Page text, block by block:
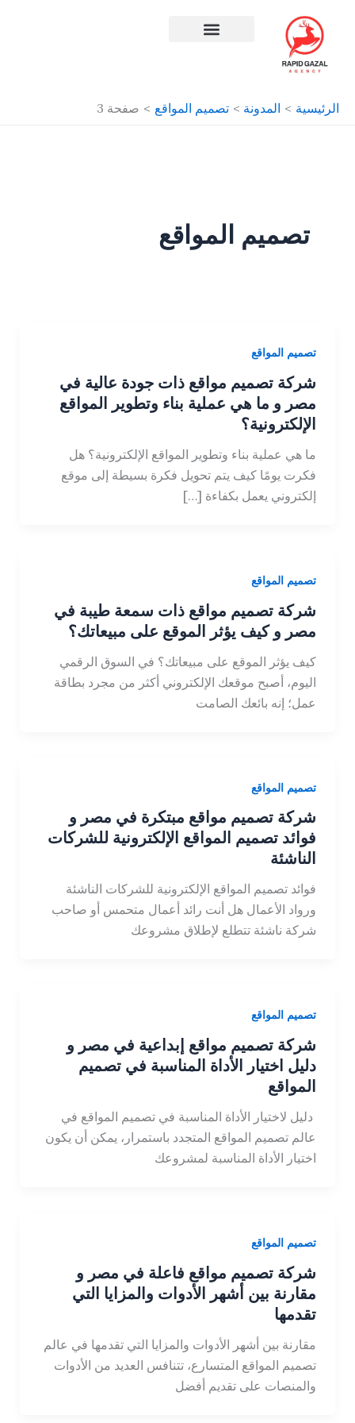
الرئيسية المدونة تصميم المواقع صفحة 3
تصميم المواقع
تصميم المواقع
شركة تصميم مواقع ذات جودة عالية في
مصر و ما هي عملية بناء وتطوير المواقع
الإلكترونية؟
ما هي عملية بناء وتطوير المواقع الإلكترونية؟ هل
فكرت يومًا كيف يتم تحويل فكرة بسيطة إلى موقع
إلكتروني يعمل بكفاءة […]
تصميم المواقع
شركة تصميم مواقع ذات سمعة طيبة في
مصر و كيف يؤثر الموقع على مبيعاتك؟
كيف يؤثر الموقع على مبيعاتك؟ في السوق الرقمي
اليوم، أصبح موقعك الإلكتروني أكثر من مجرد بطاقة
عمل؛ إنه بائعك الصامت
تصميم المواقع
شركة تصميم مواقع مبتكرة في مصر و
فوائد تصميم المواقع الإلكترونية للشركات
الناشئة
فوائد تصميم المواقع الإلكترونية للشركات الناشئة
ورواد الأعمال هل أنت رائد أعمال متحمس أو صاحب
شركة ناشئة تتطلع لإطلاق مشروعك
تصميم المواقع
شركة تصميم مواقع إبداعية في مصر و
دليل اختيار الأداة المناسبة في تصميم
المواقع
دليل لاختيار الأداة المناسبة في تصميم المواقع في
عالم تصميم المواقع المتجدد باستمرار، يمكن أن يكون
اختيار الأداة المناسبة لمشروعك
تصميم المواقع
شركة تصميم مواقع فاعلة في مصر و
مقارنة بين أشهر الأدوات والمزايا التي
تقدمها
مقارنة بين أشهر الأدوات والمزايا التي تقدمها في عالم
تصميم المواقع المتسارع، تتنافس العديد من الأدوات
والمنصات على تقديم أفضل